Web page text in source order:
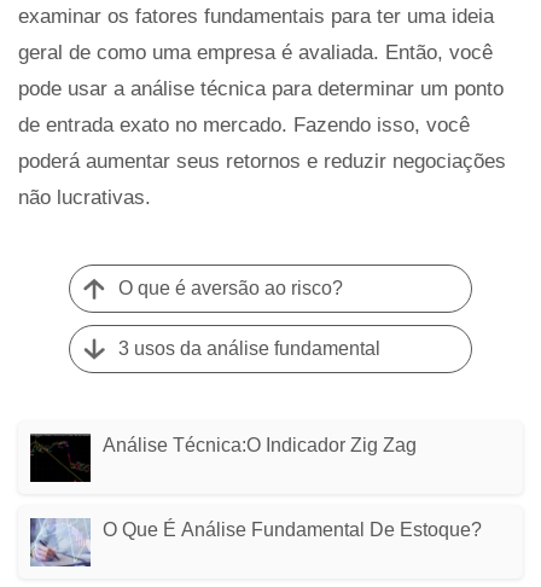
examinar os fatores fundamentais para ter uma ideia
geral de como uma empresa é avaliada. Então, você
pode usar a análise técnica para determinar um ponto
de entrada exato no mercado. Fazendo isso, você
poderá aumentar seus retornos e reduzir negociações
não lucrativas.
O que é aversão ao risco?
3 usos da análise fundamental
Análise Técnica:O Indicador Zig Zag
O Que É Análise Fundamental De Estoque?